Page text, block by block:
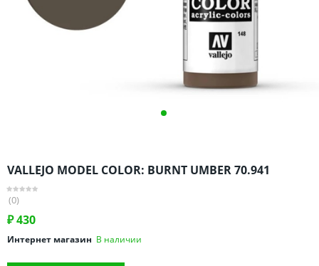
Оренбургская область
Саратовская область
Свердловская область
Смоленская область
Ставропольский край
VALLEJO MODEL COLOR: BURNT UMBER 70.941
(0)
₽430
Интернет магазин В наличии